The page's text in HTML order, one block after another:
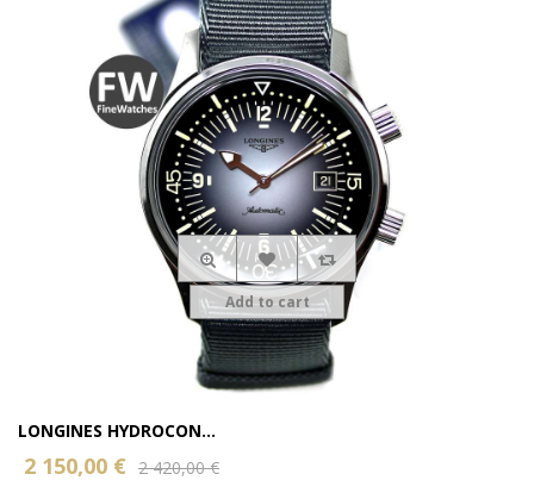
LONGINES HYDROCON...
2 150,00 € 2 420,00 €
Add to cart